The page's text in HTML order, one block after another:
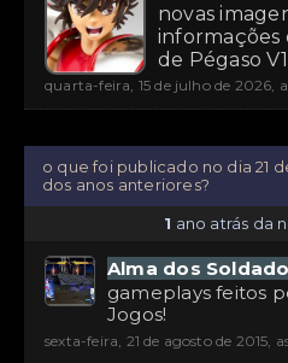
novas
informações
de Pégaso
quarta-feira, 15 de julho de 2026,
o que foi publicado no dia 21
dos anos anteriores?
1 ano atrás da
Alma dos
gameplays feitos
Jogos!
sexta-feira, 21 de agosto de 2015,